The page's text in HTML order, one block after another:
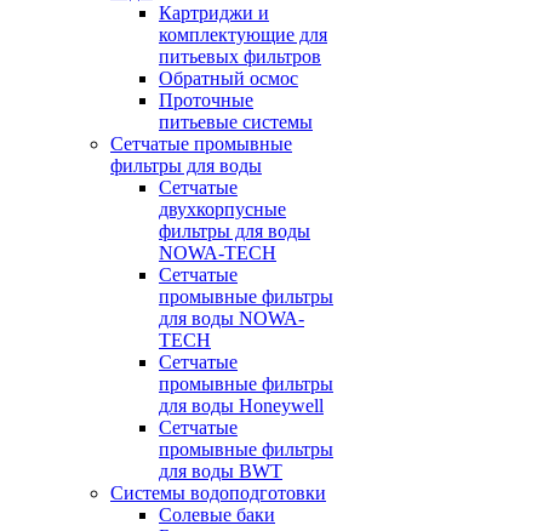
Картриджи и
комплектующие для
питьевых фильтров
Обратный осмос
Проточные
питьевые системы
Сетчатые промывные
фильтры для воды
Сетчатые
двухкорпусные
фильтры для воды
NOWA-TECH
Сетчатые
промывные фильтры
для воды NOWA-
TECH
Сетчатые
промывные фильтры
для воды Honeywell
Сетчатые
промывные фильтры
для воды BWT
Системы водоподготовки
Солевые баки